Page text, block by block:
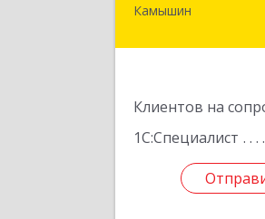
Камышин
Клиентов на
1С:Специалист
403850,